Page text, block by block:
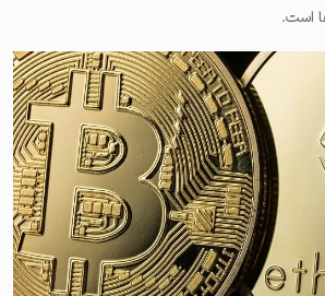
است.